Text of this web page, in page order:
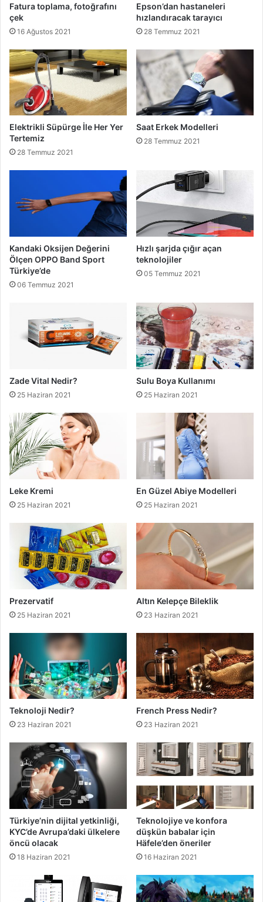
Fatura toplama, fotoğrafını
çek
16 Ağustos 2021
Epson’dan hastaneleri
hızlandıracak tarayıcı
28 Temmuz 2021
Elektrikli Süpürge İle Her Yer
Tertemiz
28 Temmuz 2021
Saat Erkek Modelleri
28 Temmuz 2021
Kandaki Oksijen Değerini
Ölçen OPPO Band Sport
Türkiye’de
06 Temmuz 2021
Hızlı şarjda çığır açan
teknolojiler
05 Temmuz 2021
Zade Vital Nedir?
25 Haziran 2021
Sulu Boya Kullanımı
25 Haziran 2021
Leke Kremi
25 Haziran 2021
En Güzel Abiye Modelleri
25 Haziran 2021
Prezervatif
25 Haziran 2021
Altın Kelepçe Bileklik
23 Haziran 2021
Teknoloji Nedir?
23 Haziran 2021
French Press Nedir?
23 Haziran 2021
Türkiye’nin dijital yetkinliği,
KYC’de Avrupa’daki ülkelere
öncü olacak
18 Haziran 2021
Teknolojiye ve konfora
düşkün babalar için
Häfele’den öneriler
16 Haziran 2021